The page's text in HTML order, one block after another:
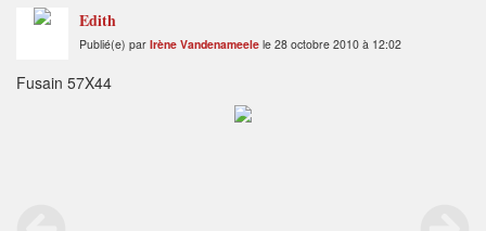
Edith
Publié(e) par Irène Vandenameele le 28 octobre 2010 à 12:02
Fusain 57X44